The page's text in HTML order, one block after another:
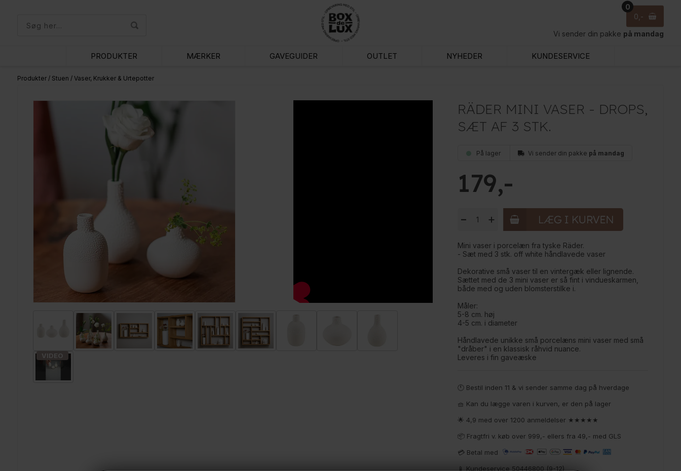
0
0
Vi sender din pakke på mandag
PRODUKTER MÆRKER GAVEGUIDER OUTLET NYHEDER KUNDESERVICE
Produkter/ Stuen / Vaser, Krukker & Urtepotter
RÄDER MINI VASER - DROPS,
SÆT AF 3 STK.
På lager Vi sender din pakke på mandag
179
+
-
Mini vaser i porcelæn fra tyske Räder.
- Sæt med 3 stk. off white håndlavede vaser
Dekorative små vaser til en vintergæk eller lignende.
Sættet med de 3 mini vaser er så fint i vindueskarmen,
både med og uden blomsterstilke i.
Måler:
5-8 cm. høj
4-5 cm. i diameter
Håndlavede unikke små porcelæns mini vaser med små
"dråber" i en klassisk råhvid nuance.
Leveres i fin gaveæske
🕚 Bestil inden 11 & vi sender samme dag på hverdage
🧺 Kan du lægge varen i kurven, er den på lager
🌟 4,9 med over 1200 anmeldelser ★★★★★
📦 Fragtfri v. køb over 999,- ellers fra 49,- med GLS
💳 Betal med
📱 Kundeservice 50446800 (9-12)